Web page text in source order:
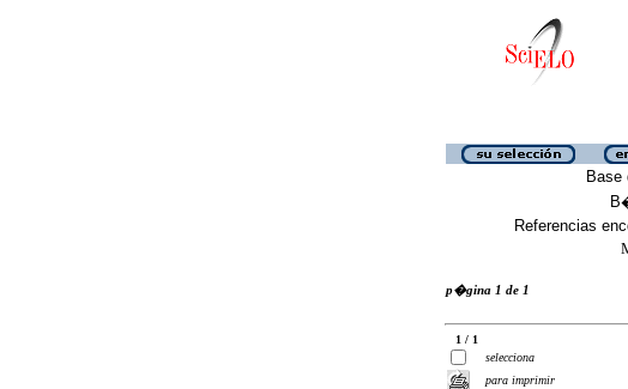
Base
Referencias
p�gina 1 de 1
1 / 1
selecciona
para imprimir